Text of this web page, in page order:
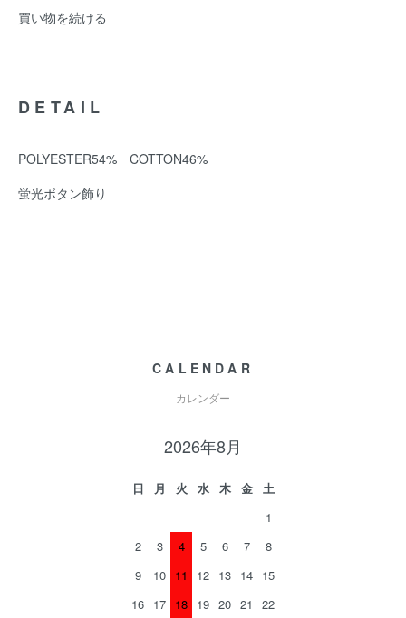
買い物を続ける
DETAIL
POLYESTER54% COTTON46%
蛍光ボタン飾り
CALENDAR
カレンダー
2026年8月
日 月 火 水 木 金
土
1
2
3 4 5 6 7
8
9
10 11 12 13 14 15
16 17 18 19 20 21
22